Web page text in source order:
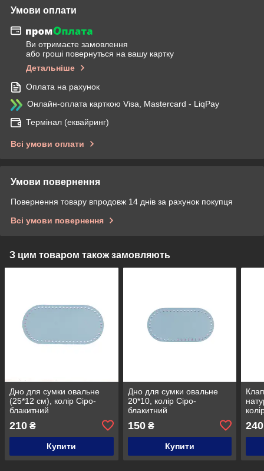
Умови оплати
Ви отримаєте замовлення
або гроші повернуться на вашу картку
Детальніше
Оплата на рахунок
Онлайн-оплата карткою Visa, Mastercard - LiqPay
Термінал (еквайринг)
Всі умови оплати
Умови повернення
Повернення товару впродовж 14 днів за рахунок покупця
Всі умови повернення
З цим товаром також замовляють
Дно для сумки овальне
(25*12 см), колір Сіро-
блакитний
210 ₴
Купити
Дно для сумки овальне
20*10, колір Сіро-
блакитний
150₴
Купити
240